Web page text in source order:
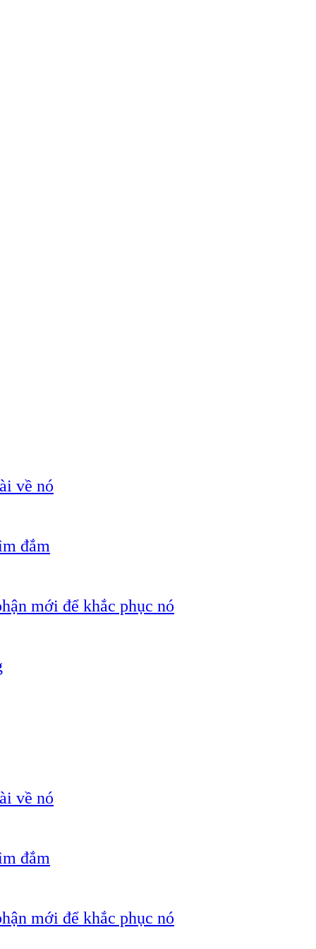
về nó
đắm
mới để khắc phục nó
về nó
đắm
mới để khắc phục nó